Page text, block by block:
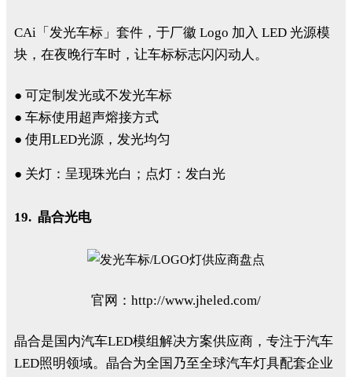
CAi「发光车标」套件，于厂徽 Logo 加入 LED 光源模
块，在夜晚行车时，让车标标志闪闪动人。
● 可定制发光或不发光车标
● 车标使用超声熔接方式
● 使用LED光源，发光均匀
● 关灯：呈现珠光白；点灯：发白光
19. 晶合光电
官网：http://www.jheled.com/
晶合是国内汽车LED模组解决方案供应商，专注于汽车
LED照明领域。晶合为全国乃至全球汽车灯具配套企业